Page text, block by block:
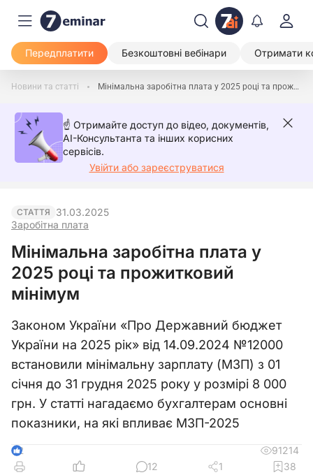
Передплатити Безкоштовні вебінари Отримати
Новини та статті Мінімальна заробітна плата у 2025 році та прожитковий мінімум
☝️ Отримайте доступ до відео, документів,
AI-Консультанта та інших корисних
сервісів.
Увійти або зареєструватися
СТАТТЯ
Заробітна плата
31.03.2025
Мінімальна заробітна плата у
2025 році та прожитковий
мінімум
Законом України «Про Державний бюджет
України на 2025 рік» від 14.09.2024 №12000
встановили мінімальну зарплату (МЗП) з 01
січня до 31 грудня 2025 року у розмірі 8 000
грн. У статті нагадаємо бухгалтерам основні
показники, на які впливає МЗП-2025
2
91214
12
1 38